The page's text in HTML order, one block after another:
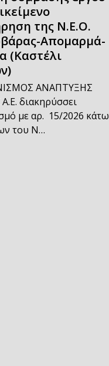
της Ν.Ε.Ο.
Απομαρμά-
(Καστέλι
ΑΝΑΠΤΥΞΗΣ
διακηρύσσει
με αρ. 15/2026 κάτω
του Ν…